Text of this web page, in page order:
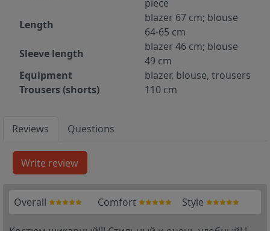
piece
Length
blazer 67 cm; blouse
64-65 cm
Sleeve length
blazer 46 cm; blouse
49 cm
Equipment
blazer, blouse, trousers
Trousers (shorts)
110 cm
Reviews Questions
Overall Comfort Style